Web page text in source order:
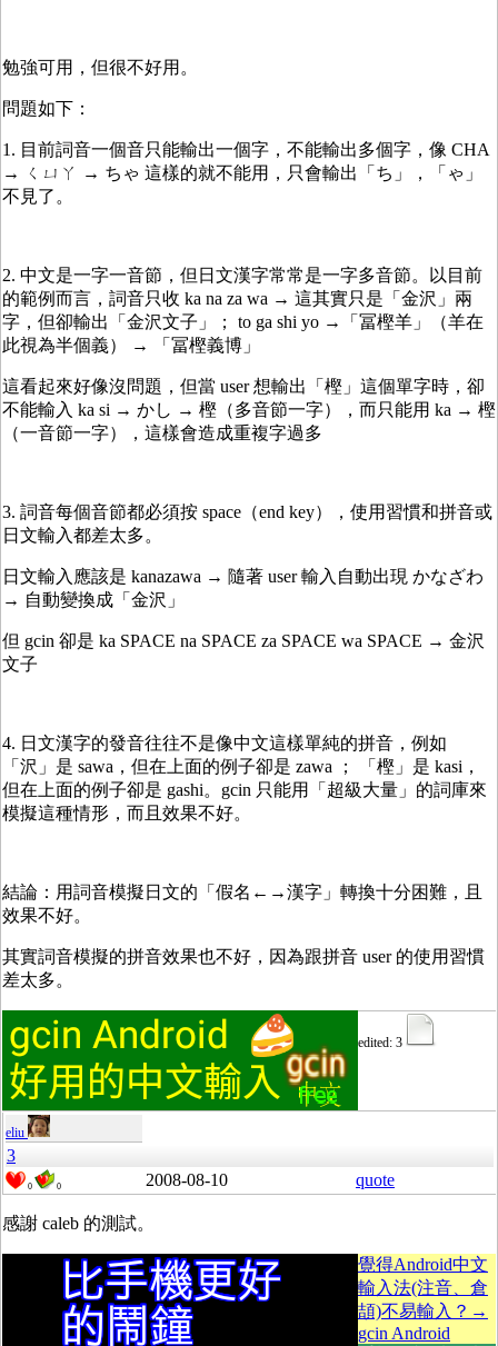
勉強可用，但很不好用。
問題如下：
1. 目前詞音一個音只能輸出一個字，不能輸出多個字，像 CHA
→ ㄑㄩㄚ → ちゃ 這樣的就不能用，只會輸出「ち」，「ゃ」
不見了。
2. 中文是一字一音節，但日文漢字常常是一字多音節。以目前
的範例而言，詞音只收 ka na za wa → 這其實只是「金沢」兩
字，但卻輸出「金沢文子」； to ga shi yo →「冨樫羊」（羊在
此視為半個義） → 「冨樫義博」
這看起來好像沒問題，但當 user 想輸出「樫」這個單字時，卻
不能輸入 ka si → かし → 樫（多音節一字），而只能用 ka → 樫
（一音節一字），這樣會造成重複字過多
3. 詞音每個音節都必須按 space（end key），使用習慣和拼音或
日文輸入都差太多。
日文輸入應該是 kanazawa → 隨著 user 輸入自動出現 かなざわ
→ 自動變換成「金沢」
但 gcin 卻是 ka SPACE na SPACE za SPACE wa SPACE → 金沢
文子
4. 日文漢字的發音往往不是像中文這樣單純的拼音，例如
「沢」是 sawa，但在上面的例子卻是 zawa ； 「樫」是 kasi，
但在上面的例子卻是 gashi。gcin 只能用「超級大量」的詞庫來
模擬這種情形，而且效果不好。
結論：用詞音模擬日文的「假名←→漢字」轉換十分困難，且
效果不好。
其實詞音模擬的拼音效果也不好，因為跟拼音 user 的使用習慣
差太多。
edited: 3
eliu
3
0 0 2008-08-10 quote
感謝 caleb 的測試。
覺得Android中文
輸入法(注音、倉
頡)不易輸入？→
gcin Android